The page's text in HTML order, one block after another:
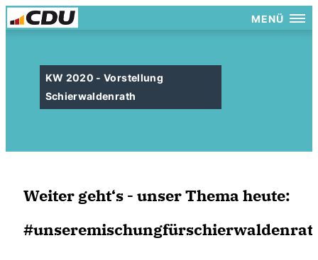
MENÜ
KW 2020 - Vorstellung
Schierwaldenrath
Weiter geht‘s - unser Thema heute: